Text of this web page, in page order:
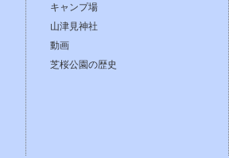
キャンプ場
山津見神社
動画
芝桜公園の歴史